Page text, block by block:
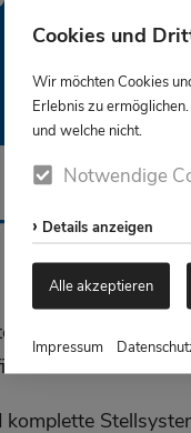
Cookies und
Wir möchten Cookies
Erlebnis zu
und welche nicht.
Notwendige
Details anzeigen
Alle akzeptieren
Impressum
leiten und